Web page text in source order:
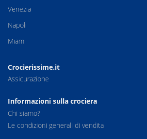
Venezia
Napoli
Miami
Crocierissime.it
Assicurazione
Informazioni sulla crociera
Chi siamo?
Le condizioni generali di vendita